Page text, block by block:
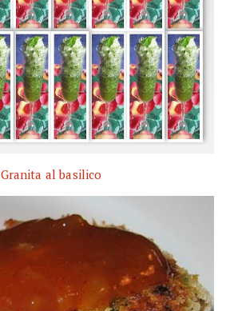
Granita al basilico